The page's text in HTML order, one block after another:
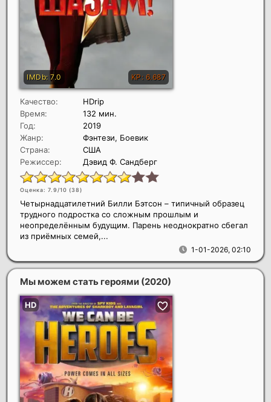
Качество:
HDrip
Время:
132 мин.
Год:
2019
Жанр:
Фэнтези, Боевик
Страна:
США
Режиссер:
Дэвид Ф. Сандберг
Оценка: 7.9/10 (38)
1-01-2026, 02:10
Четырнадцатилетний Билли Бэтсон – типичный образец
трудного подростка со сложным прошлым и
неопределённым будущим. Парень неоднократно сбегал
из приёмных семей,...
Мы можем стать героями (2020)